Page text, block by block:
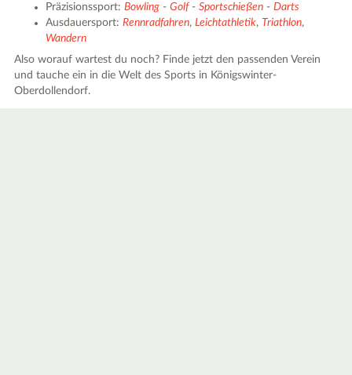
Präzisionssport:Bowling -Golf-Sportschießen -Darts
Ausdauersport:Rennradfahren,Leichtathletik,Triathlon,
Wandern
Also worauf wartest du noch? Finde jetzt den passenden Verein
und tauche ein in die Welt des Sports in Königswinter-
Oberdollendorf.